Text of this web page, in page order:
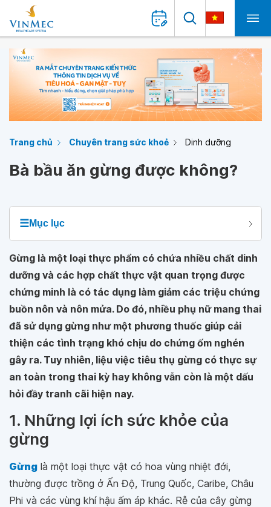
Trang chủ Chuyên trang sức khoẻ Dinh dưỡng
Bà bầu ăn gừng được không?
☰Mục lục
Gừng là một loại thực phẩm có chứa nhiều chất dinh
dưỡng và các hợp chất thực vật quan trọng được
chứng minh là có tác dụng làm giảm các triệu chứng
buồn nôn và nôn mửa. Do đó, nhiều phụ nữ mang thai
đã sử dụng gừng như một phương thuốc giúp cải
thiện các tình trạng khó chịu do chứng ốm nghén
gây ra. Tuy nhiên, liệu việc tiêu thụ gừng có thực sự
an toàn trong thai kỳ hay không vẫn còn là một dấu
hỏi đầy tranh cãi hiện nay.
1. Những lợi ích sức khỏe của
gừng
Gừng là một loại thực vật có hoa vùng nhiệt đới,
thường được trồng ở Ấn Độ, Trung Quốc, Caribe, Châu
Phi và các vùng khí hậu ấm áp khác. Rễ của cây gừng